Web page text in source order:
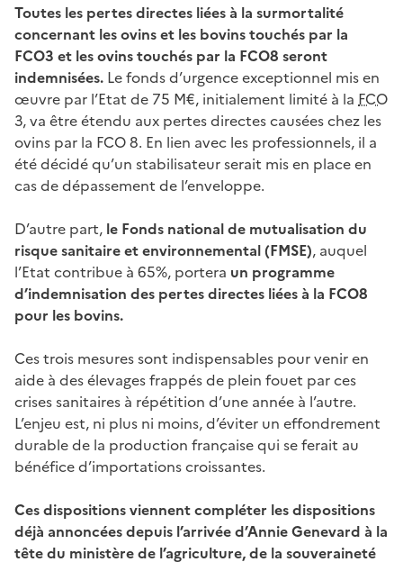
Toutes les pertes directes liées à la surmortalité
concernant les ovins et les bovins touchés par la
FCO3 et les ovins touchés par la FCO8 seront
indemnisées. Le fonds d’urgence exceptionnel mis en
œuvre par l’Etat de 75 M€, initialement limité à la FCO
3, va être étendu aux pertes directes causées chez les
ovins par la FCO 8. En lien avec les professionnels, il a
été décidé qu’un stabilisateur serait mis en place en
cas de dépassement de l’enveloppe.
D’autre part, le Fonds national de mutualisation du
risque sanitaire et environnemental (FMSE), auquel
l’Etat contribue à 65%, portera un programme
d’indemnisation des pertes directes liées à la FCO8
pour les bovins.
Ces trois mesures sont indispensables pour venir en
aide à des élevages frappés de plein fouet par ces
crises sanitaires à répétition d’une année à l’autre.
L’enjeu est, ni plus ni moins, d’éviter un effondrement
durable de la production française qui se ferait au
bénéfice d’importations croissantes.
Ces dispositions viennent compléter les dispositions
déjà annoncées depuis l’arrivée d’Annie Genevard à la
tête du ministère de l’agriculture, de la souveraineté